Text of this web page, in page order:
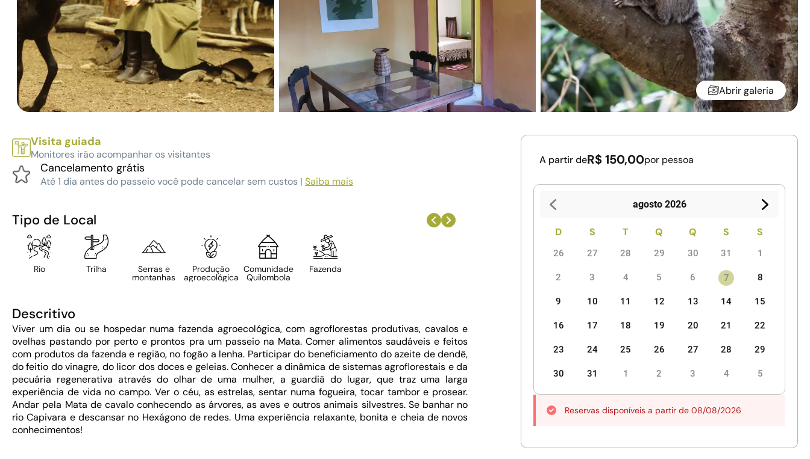
Abrir galeria
Visita guiada
Monitores irão acompanhar os visitantes
Cancelamento grátis
Até 1 dia antes do passeio você pode cancelar sem custos | Saiba mais
Tipo de Local
Rio Trilha Serras e
montanhas
Produção
agroecológica
Comunidade
Quilombola
Fazenda
Descritivo
Viver um dia ou se hospedar numa fazenda agroecológica, com agroflorestas produtivas, cavalos e
ovelhas pastando por perto e prontos pra um passeio na Mata. Comer alimentos saudáveis e feitos
com produtos da fazenda e região, no fogão a lenha. Participar do beneficiamento do azeite de dendê,
do feitio do vinagre, do licor dos doces e geleias. Conhecer a dinâmica de sistemas agroflorestais e da
pecuária regenerativa através do olhar de uma mulher, a guardiã do lugar, que traz uma larga
experiência de vida no campo. Ver o céu, as estrelas, sentar numa fogueira, tocar tambor e prosear.
Andar pela Mata de cavalo conhecendo as árvores, as aves e outros animais silvestres. Se banhar no
rio Capivara e descansar no Hexágono de redes. Uma experiência relaxante, bonita e cheia de novos
conhecimentos!
A partir deR$ 150,00por pessoa
agosto 2026
D S T Q Q S S
26 27 28 29 30 31 1
2 3 4 5 6 7 8
9 10 11 12 13 14 15
16 17 18 19 20 21 22
23 24 25 26 27 28 29
30 31 1 2 3 4 5
Reservas disponíveis a partir de 08/08/2026